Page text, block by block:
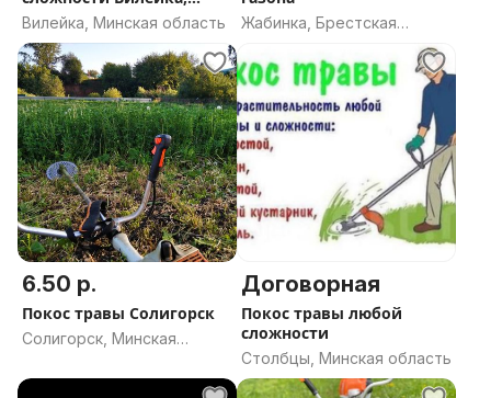
Вилейский рае
Вилейка, Минская область
Жабинка, Брестская
6.50 р.
Покос травы Солигорск
Солигорск, Минская
Договорная
Покос травы любой
сложности
Столбцы, Минская область